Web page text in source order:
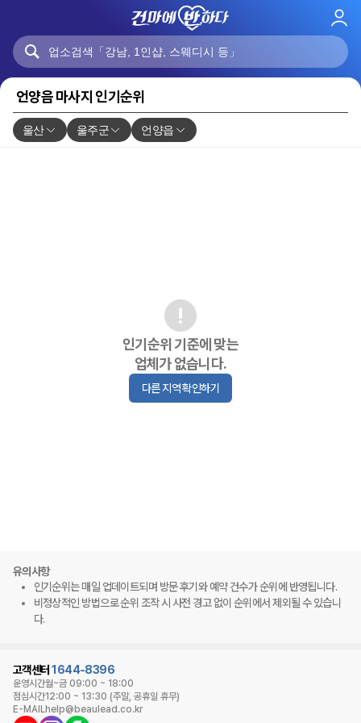
로
언양읍 마사지 인기순위
울산 울주군 언양읍
인기순위 기준에 맞는
업체가 없습니다.
다른 지역 확인하기
유의사항
인기순위는 매일 업데이트되며 방문 후기와 예약 건수가 순위에 반영됩니다.
비정상적인 방법으로 순위 조작 시 사전 경고 없이 순위에서 제외될 수 있습니
다.
고객센터 1644-8396
운영시간월~금 09:00 ~ 18:00
점심시간12:00 ~ 13:30 (주말, 공휴일 휴무)
E-MAILhelp@beaulead.co.kr